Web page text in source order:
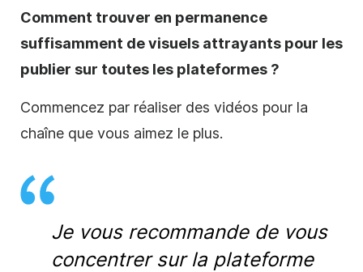
Comment trouver en permanence
suffisamment de visuels attrayants pour les
publier sur toutes les plateformes ?
Commencez par réaliser des vidéos pour la
chaîne que vous aimez le plus.
Je vous recommande de vous
concentrer sur la plateforme